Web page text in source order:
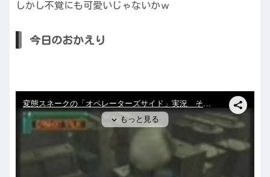
しかし不覚にも可愛いじゃないかｗ
今日のおかえり